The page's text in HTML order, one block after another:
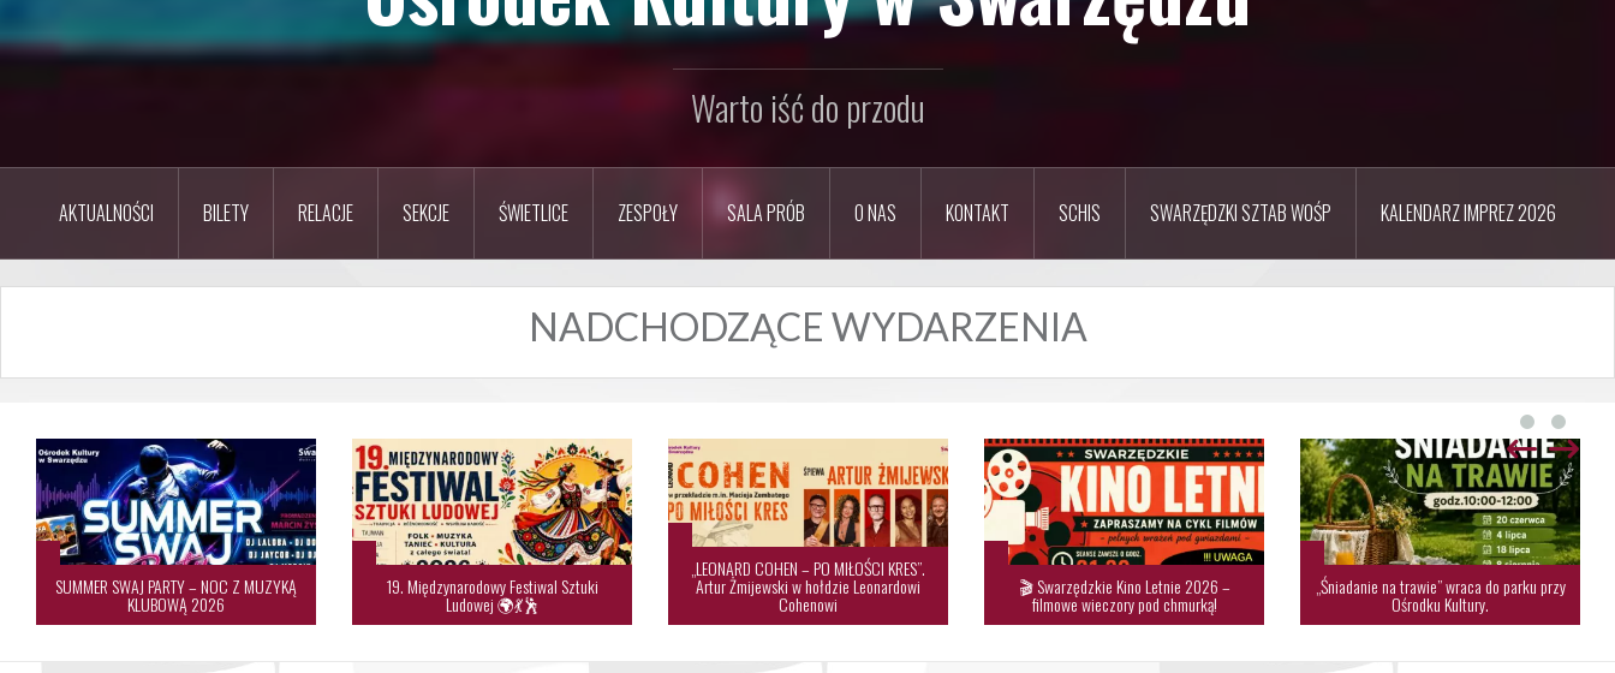
Warto iść do przodu
AKTUALNOŚCI BILETY RELACJE SEKCJE ŚWIETLICE ZESPOŁY SALA PRÓB O NAS KONTAKT SCHIS SWARZĘDZKI SZTAB WOŚP KALENDARZ IMPREZ 2026
NADCHODZĄCE WYDARZENIA
SUMMER SWAJ PARTY – NOC Z MUZYKĄ
KLUBOWĄ 2026
19. Międzynarodowy Festiwal Sztuki
Ludowej 🌍💃🕺
„LEONARD COHEN – PO MIŁOŚCI KRES”.
Artur Żmijewski w hołdzie Leonardowi
Cohenowi
🎬 Swarzędzkie Kino Letnie 2026 –
filmowe wieczory pod chmurką!
„Śniadanie na trawie” wraca do parku przy
Ośrodku Kultury.